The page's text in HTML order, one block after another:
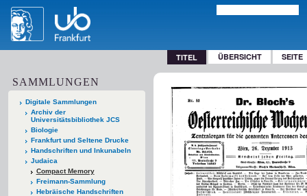
TITEL ÜBERSICHT SEITE
SAMMLUNGEN
Digitale Sammlungen
Archiv der
Universitätsbibliothek JCS
Biologie
Frankfurt und Seltene Drucke
Handschriften und Inkunabeln
Judaica
Compact Memory
Freimann-Sammlung
Hebräische Handschriften